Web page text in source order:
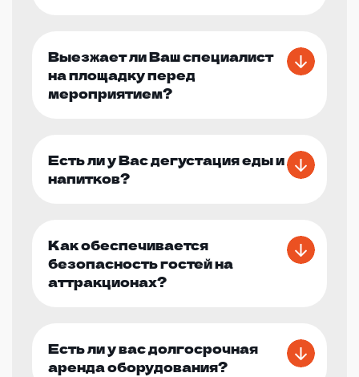
Выезжает ли Ваш специалист
на площадку перед
мероприятием?
Есть ли у Вас дегустация еды и
напитков?
Как обеспечивается
безопасность гостей на
аттракционах?
Есть ли у вас долгосрочная
аренда оборудования?